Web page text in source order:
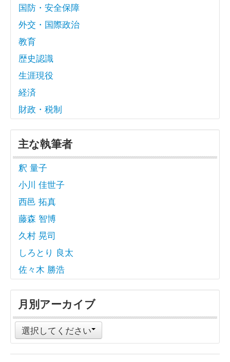
国防・安全保障
外交・国際政治
教育
歴史認識
生涯現役
経済
財政・税制
主な執筆者
釈 量子
小川 佳世子
西邑 拓真
藤森 智博
久村 晃司
しろとり 良太
佐々木 勝浩
月別アーカイブ
選択してください